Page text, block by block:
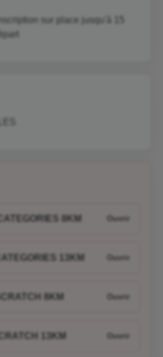
sur place jusqu'à 15
8KM
13KM
8KM
13KM